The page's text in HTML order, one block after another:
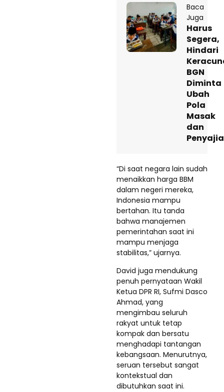
Baca
Juga
Harus
Segera,
Hindari
BGN
Diminta
Ubah
Pola
Masak
dan
“Di saat negara lain sudah
menaikkan harga BBM
dalam negeri mereka,
Indonesia mampu
bertahan. Itu tanda
bahwa manajemen
pemerintahan saat ini
mampu menjaga
stabilitas,” ujarnya.
David juga mendukung
penuh pernyataan Wakil
Ketua DPR RI, Sufmi Dasco
Ahmad, yang
mengimbau seluruh
rakyat untuk tetap
kompak dan bersatu
menghadapi tantangan
kebangsaan. Menurutnya,
seruan tersebut sangat
kontekstual dan
dibutuhkan saat ini.